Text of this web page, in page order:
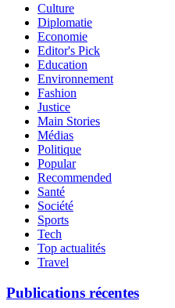
Culture
Diplomatie
Economie
Editor's Pick
Education
Environnement
Fashion
Justice
Main Stories
Médias
Politique
Popular
Recommended
Santé
Société
Sports
Tech
Top actualités
Travel
Publications récentes